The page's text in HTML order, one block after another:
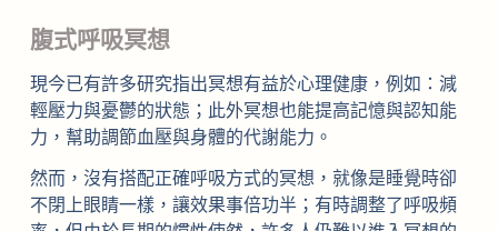
腹式呼吸冥想
現今已有許多研究指出冥想有益於心理健康，例如：減
輕壓力與憂鬱的狀態；此外冥想也能提高記憶與認知能
力，幫助調節血壓與身體的代謝能力。
然而，沒有搭配正確呼吸方式的冥想，就像是睡覺時卻
不閉上眼睛一樣，讓效果事倍功半；有時調整了呼吸頻